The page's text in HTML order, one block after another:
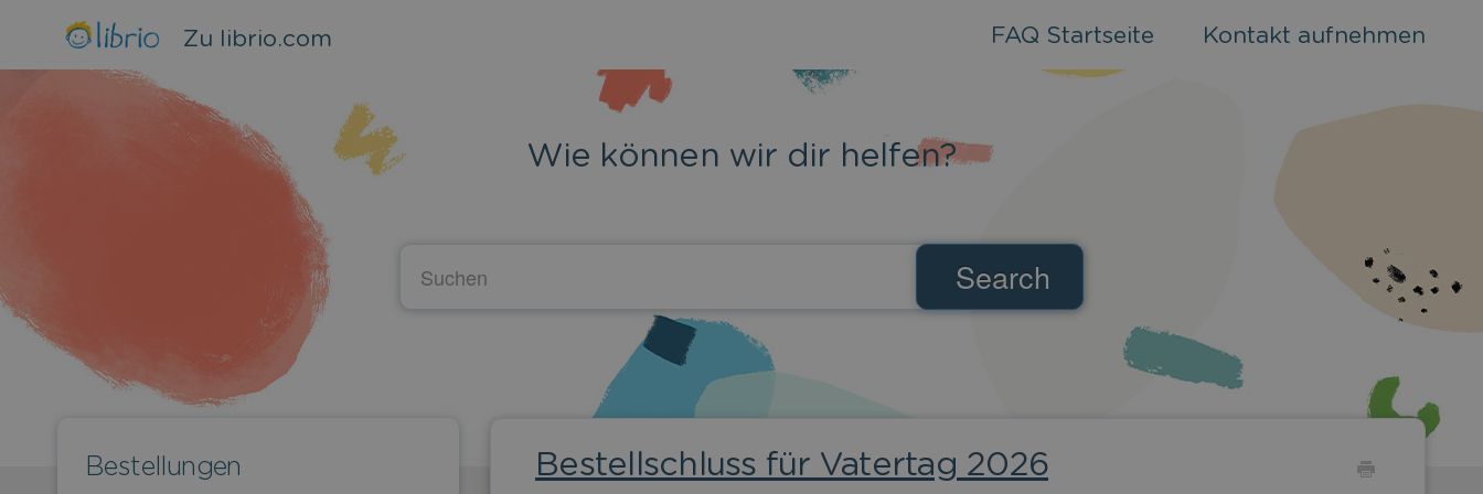
Zu librio.com FAQ Startseite Kontakt aufnehmen
Wie können wir dir helfen?
Toggle
Search
Bestellschluss für Vatertag 2026
Bestellungen